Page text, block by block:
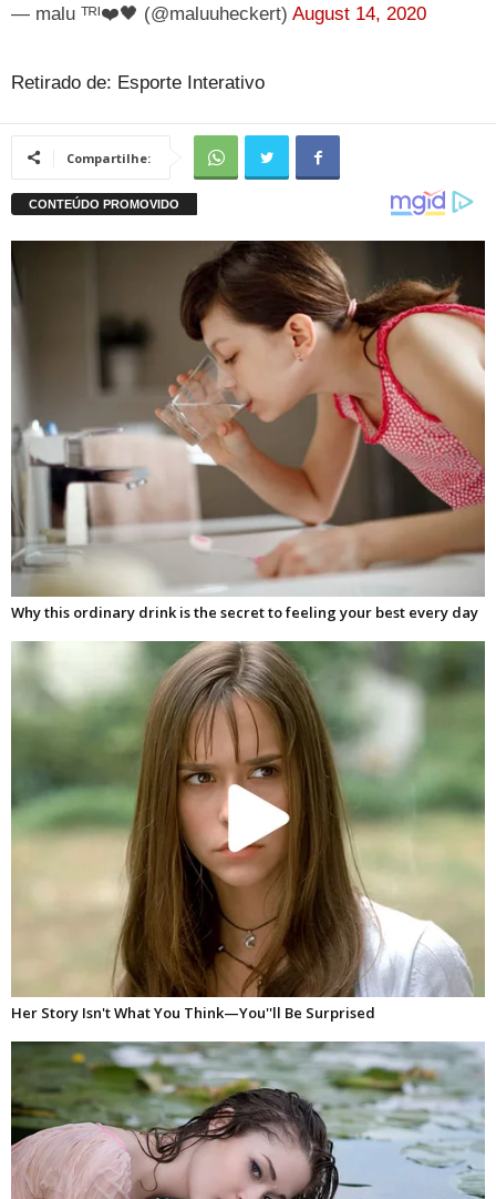
— malu ᵀᴿᴵ❤️🖤 (@maluuheckert) August 14, 2020
Retirado de: Esporte Interativo
Compartilhe: